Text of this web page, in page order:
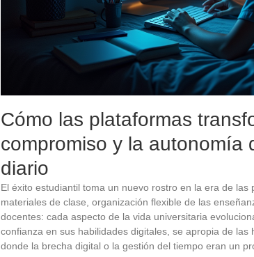
Cómo las plataformas
compromiso y la autonomía
diario
El éxito estudiantil toma un nuevo rostro en la era de
materiales de clase, organización flexible de las
docentes: cada aspecto de la vida universitaria
confianza en sus habilidades digitales, se apropia de
donde la brecha digital o la gestión del tiempo eran un